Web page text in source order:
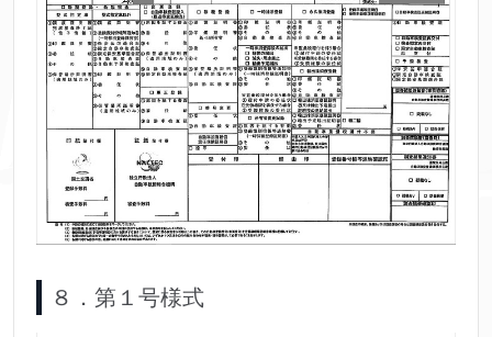
８．第１号様式